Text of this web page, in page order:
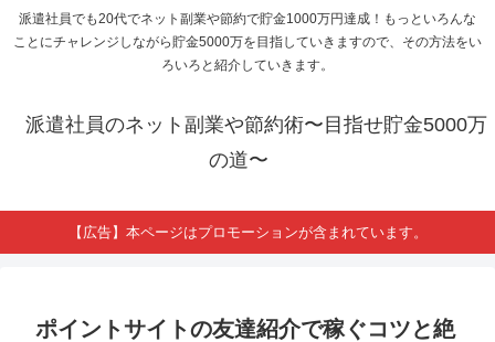
派遣社員でも20代でネット副業や節約で貯金1000万円達成！もっといろんな
ことにチャレンジしながら貯金5000万を目指していきますので、その方法をい
ろいろと紹介していきます。
派遣社員のネット副業や節約術〜目指せ貯金5000万
の道〜
【広告】本ページはプロモーションが含まれています。
ポイントサイトの友達紹介で稼ぐコツと絶